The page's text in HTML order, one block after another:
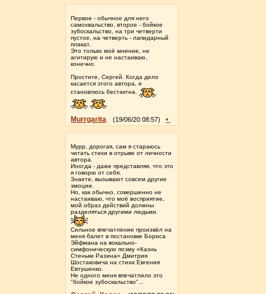
Первое - обычное для него
самохвальство, второе - бойкое
зубоскальство, на три четверти
пустое, на четверть - лапидарный
плакат.
Это только моё мнение, не
агитирую и не настаиваю,
конечно.
Простите, Сергей. Когда дело
касается этого автора, я
становлюсь бестактна.
Murrgarita (19/06/20 08:57) •
Мурр, дорогая, сам я стараюсь
читать стихи в отрыве от личности
автора.
Иногда - даже представляя, что это
я говорю от себя.
Знаете, вызывают совсем другие
эмоции.
Но, как обычно, совершенно не
настаиваю, что моё восприятие,
мой образ действий должны
разделяться другими людьми.
Сильное впечатление произвёл на
меня балет в постановке Бориса
Эйфмана на вокально-
симфоническую поэму «Казнь
Стеньки Разина» Дмитрия
Шостаковича на стихи Евгения
Евтушенко.
Не одного меня впечатлило это
"бойкое зубоскальство"...